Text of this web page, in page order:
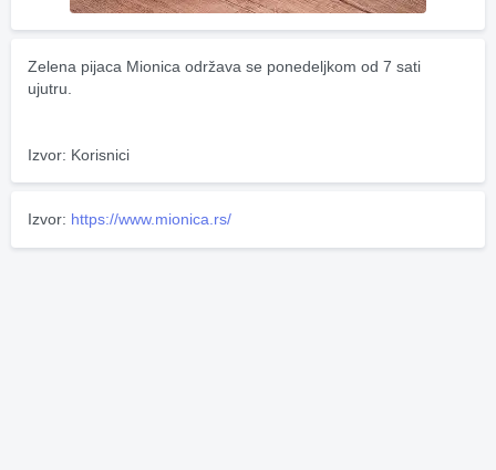
Zelena pijaca Mionica održava se ponedeljkom od 7 sati
ujutru.
Izvor: Korisnici
Izvor: https://www.mionica.rs/